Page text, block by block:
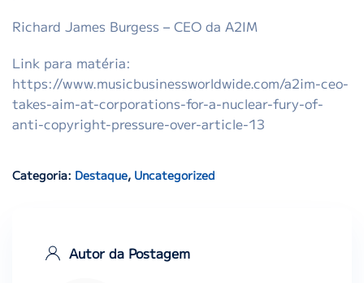
Richard James Burgess – CEO da A2IM
Link para matéria:
https://www.musicbusinessworldwide.com/a2im-ceo-
takes-aim-at-corporations-for-a-nuclear-fury-of-
anti-copyright-pressure-over-article-13
Categoria: Destaque, Uncategorized
Autor da Postagem